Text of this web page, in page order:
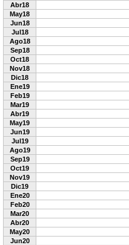
Abr18
May18
Jun18
Jul18
Ago18
Sep18
Oct18
Nov18
Dic18
Ene19
Feb19
Mar19
Abr19
May19
Jun19
Jul19
Ago19
Sep19
Oct19
Nov19
Dic19
Ene20
Feb20
Mar20
Abr20
May20
Jun20